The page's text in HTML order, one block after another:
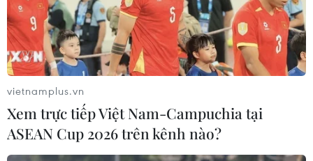
vietnamplus.vn
Xem trực tiếp Việt Nam-Campuchia tại
ASEAN Cup 2026 trên kênh nào?